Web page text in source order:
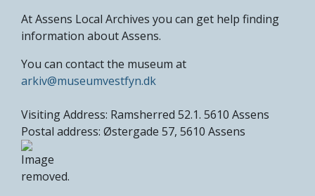
At Assens Local Archives you can get help finding
information about Assens.
You can contact the museum at
arkiv@museumvestfyn.dk
Visiting Address: Ramsherred 52.1. 5610 Assens
Postal address: Østergade 57, 5610 Assens